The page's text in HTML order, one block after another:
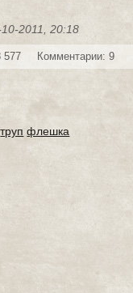
2011, 20:18
577 Комментарии: 9
труп флешка